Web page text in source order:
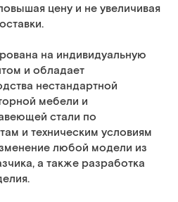
цену и не увеличивая
на индивидуальную
и обладает
нестандартной
мебели и
стали по
и техническим условиям
любой модели из
а также разработка